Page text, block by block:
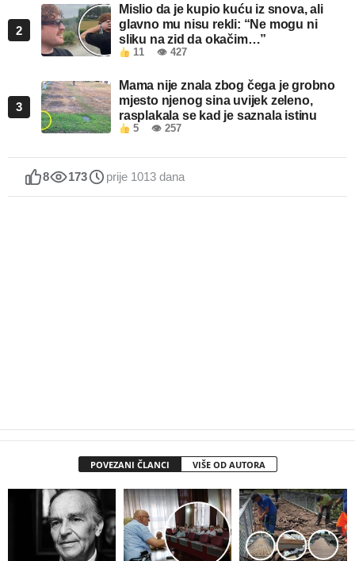
2
Mislio da je kupio kuću iz snova, ali
glavno mu nisu rekli: “Ne mogu ni
sliku na zid da okačim…”
11 👁 427
3
Mama nije znala zbog čega je grobno
mjesto njenog sina uvijek zeleno,
rasplakala se kad je saznala istinu
5 👁 257
8 173 prije 1013 dana
POVEZANI ČLANCI VIŠE OD AUTORA